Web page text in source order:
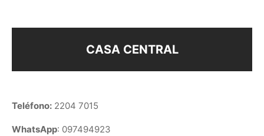
CASA CENTRAL
Teléfono: 2204 7015
WhatsApp: 097494923